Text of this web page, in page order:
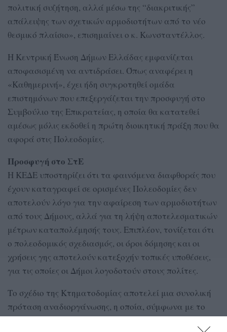
πολιτική συζήτηση, αλλά μέσω της “διακριτικής”
απάλειψης των σχετικών αρμοδιοτήτων από το νέο
θεσμικό πλαίσιο», επισημαίνει ο κ. Κωνσταντέλλος.
Η Κεντρική Ένωση Δήμων Ελλάδας εμφανίζεται
αποφασισμένη να αντιδράσει. Όπως αναφέρει η
«Καθημερινή», έχει ήδη συγκροτηθεί ομάδα
επιστημόνων που επεξεργάζεται την προσφυγή στο
Συμβούλιο της Επικρατείας, η οποία θα κατατεθεί
αμέσως μόλις εκδοθεί η πρώτη διοικητική πράξη που θα
αφορά στις Πολεοδομίες.
Προσφυγή στο ΣτΕ
Η ΚΕΔΕ υποστηρίζει ότι τα φαινόμενα διαφθοράς που
έχουν καταγραφεί σε ορισμένες Πολεοδομίες δεν
αποτελούν λόγο για την αφαίρεση των αρμοδιοτήτων
από τους Δήμους, αλλά για τη λήψη αποτελεσματικών
μέτρων καταπολέμησής τους. Επιπλέον, τονίζεται ότι
ο πολεοδομικός σχεδιασμός, οι όροι δόμησης και οι
χρήσεις γης αποτελούν κατεξοχήν τοπικές υποθέσεις,
για τις οποίες οι Δήμοι λογοδοτούν στους πολίτες.
Το σχέδιο της Κτηματοδομίας αποτελεί μια συνολική
πρόταση αναδιοργάνωσης, η οποία, σύμφωνα με το
δημοσίευμα, προϋποθέτει την ολοκλήρωση του